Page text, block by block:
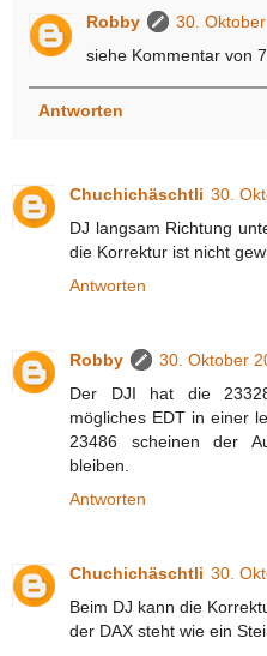
Robby
30.
siehe Kommentar von
Antworten
Chuchichäschtli 30.
DJ langsam Richtung
die Korrektur ist nicht
Antworten
Robby
30. Oktober
Der DJI hat die
mögliches EDT in einer
23486 scheinen der
bleiben.
Antworten
Chuchichäschtli 30.
Beim DJ kann die
der DAX steht wie ein